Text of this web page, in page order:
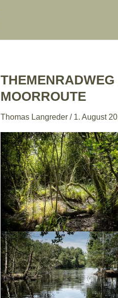
MOORROUTE
Thomas Langreder / 1. August